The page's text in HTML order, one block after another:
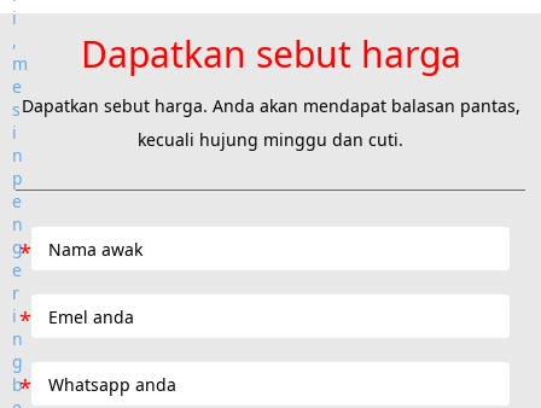
Dapatkan sebut harga
Dapatkan sebut harga. Anda akan mendapat balasan pantas,
kecuali hujung minggu dan cuti.